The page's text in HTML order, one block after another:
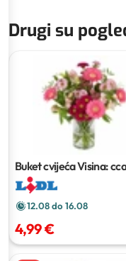
Drugi su
Buket cvijećaVisina:
cm
12.08 do 16.08
4,99 €